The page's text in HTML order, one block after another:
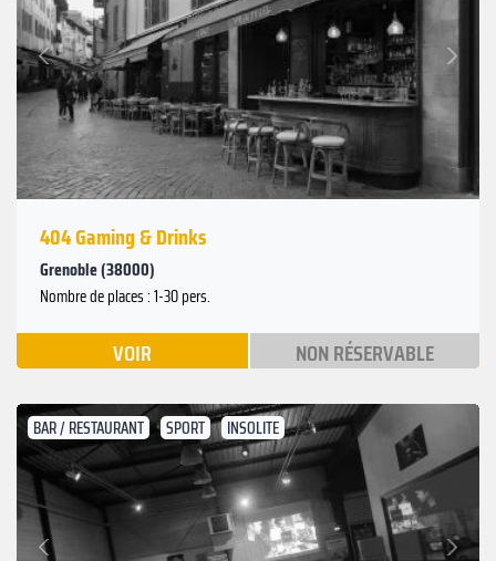
Précédent
Suivant
404 Gaming & Drinks
Grenoble (38000)
Nombre de places : 1-30 pers.
VOIR NON RÉSERVABLE
BAR / RESTAURANT SPORT INSOLITE
Suivant